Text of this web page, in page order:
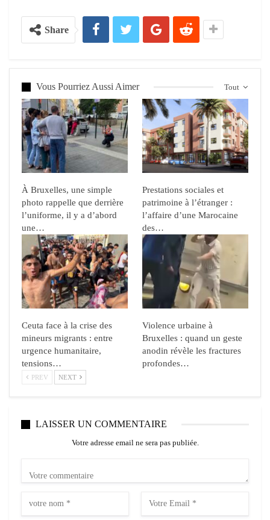
Share
Tout
Vous Pourriez Aussi Aimer
À Bruxelles, une simple
photo rappelle que derrière
l’uniforme, il y a d’abord
une…
Prestations sociales et
patrimoine à l’étranger :
l’affaire d’une Marocaine
des…
Ceuta face à la crise des
mineurs migrants : entre
urgence humanitaire,
tensions…
Violence urbaine à
Bruxelles : quand un geste
anodin révèle les fractures
profondes…
PREV NEXT
LAISSER UN COMMENTAIRE
Votre adresse email ne sera pas publiée.